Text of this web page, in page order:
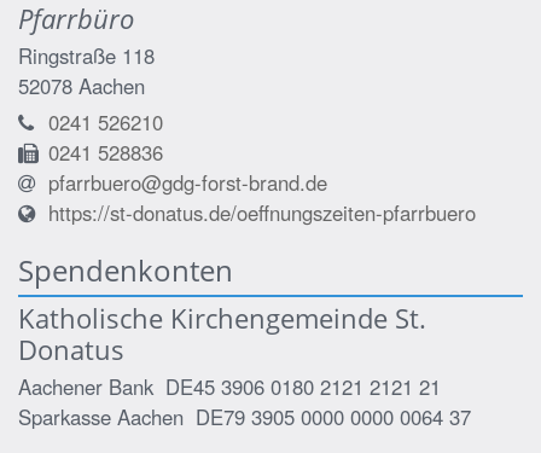
Pfarrbüro
Ringstraße 118
52078 Aachen
0241 526210
0241 528836
pfarrbuero@gdg-forst-brand.de
https://st-donatus.de/oeffnungszeiten-pfarrbuero
Spendenkonten
Katholische Kirchengemeinde St.
Donatus
Aachener Bank DE45 3906 0180 2121 2121 21
Sparkasse Aachen DE79 3905 0000 0000 0064 37